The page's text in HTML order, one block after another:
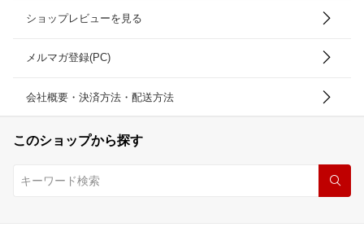
ショップレビューを見る
メルマガ登録(PC)
会社概要・決済方法・配送方法
このショップから探す